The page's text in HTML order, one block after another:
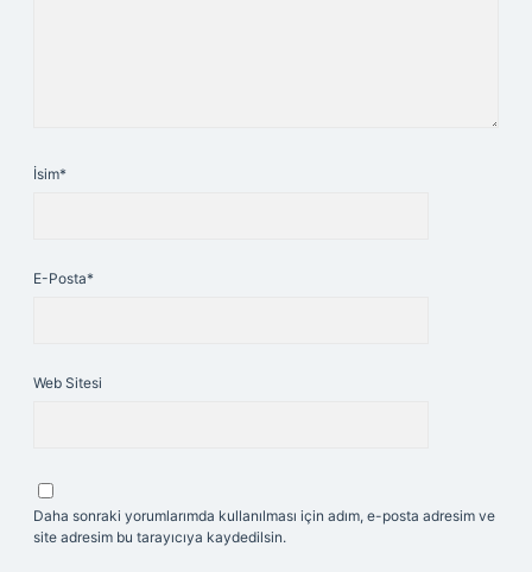
İsim*
E-Posta*
Web Sitesi
Daha sonraki yorumlarımda kullanılması için adım, e-posta adresim ve
site adresim bu tarayıcıya kaydedilsin.